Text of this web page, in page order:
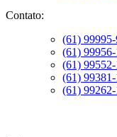
Contato:
(61)
(61)
(61)
(61)
(61)